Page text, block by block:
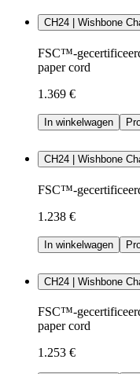
CH24 | Wishbone
FSC™-
paper cord
1.369 €
In winkelwagen
CH24 | Wishbone
FSC™-
1.238 €
In winkelwagen
CH24 | Wishbone
FSC™-
paper cord
1.253 €